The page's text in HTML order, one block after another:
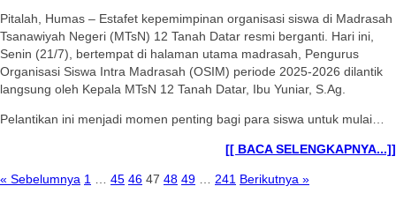
Pitalah, Humas – Estafet kepemimpinan organisasi siswa di Madrasah
Tsanawiyah Negeri (MTsN) 12 Tanah Datar resmi berganti. Hari ini,
Senin (21/7), bertempat di halaman utama madrasah, Pengurus
Organisasi Siswa Intra Madrasah (OSIM) periode 2025-2026 dilantik
langsung oleh Kepala MTsN 12 Tanah Datar, Ibu Yuniar, S.Ag.
Pelantikan ini menjadi momen penting bagi para siswa untuk mulai…
[[ BACA SELENGKAPNYA...]]
« Sebelumnya 1 45 46 47 48 49 241 Berikutnya »